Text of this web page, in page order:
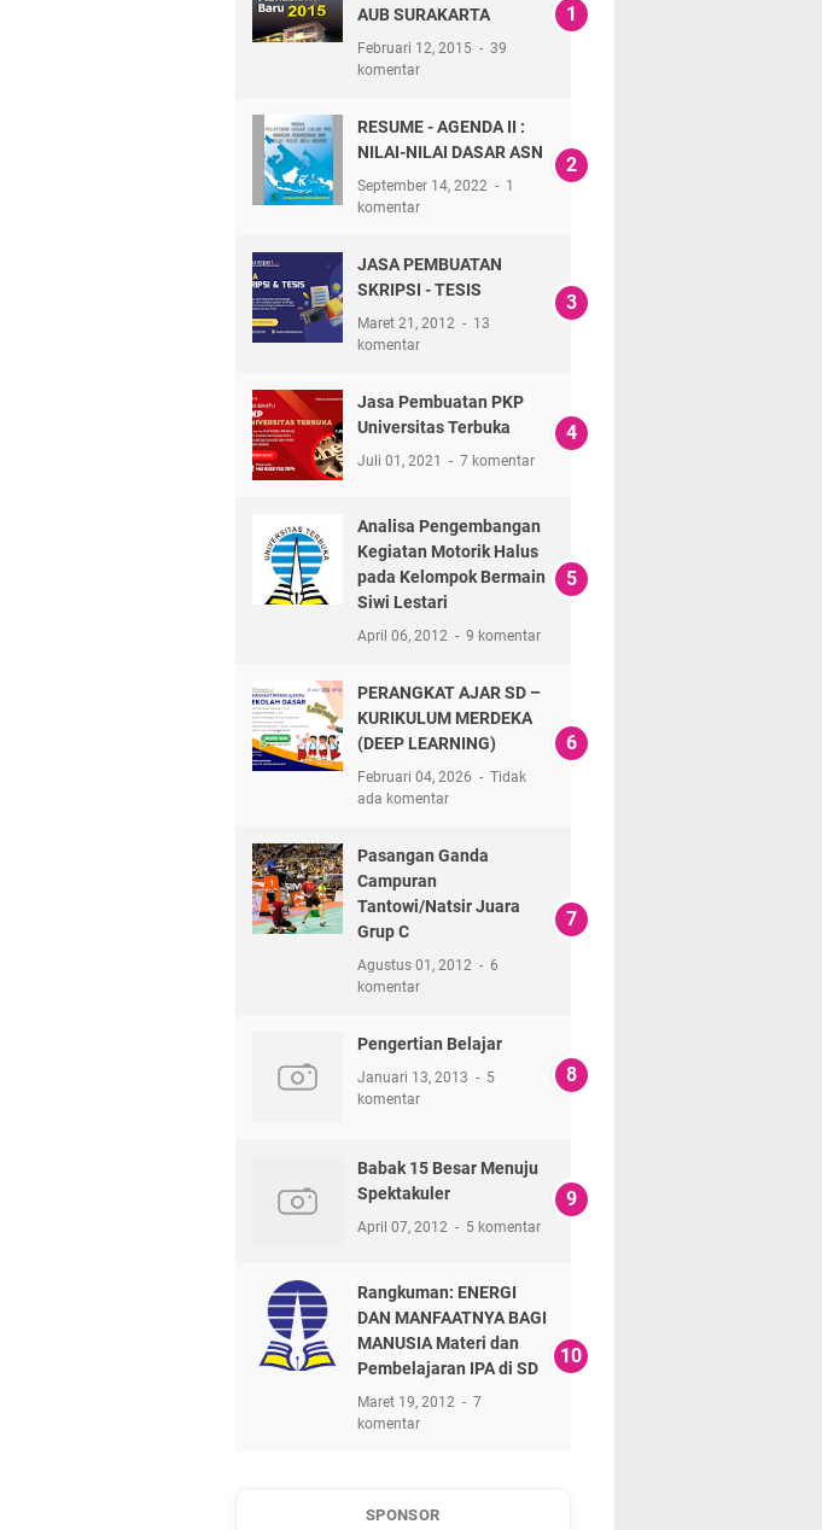
AUB SURAKARTA
Februari 12, 2015
39
komentar
RESUME - AGENDA II :
NILAI-NILAI DASAR ASN
September 14, 2022
1
komentar
JASA PEMBUATAN
SKRIPSI - TESIS
Maret 21, 2012
13
komentar
Jasa Pembuatan PKP
Universitas Terbuka
Juli 01, 2021 7 komentar
Analisa Pengembangan
Kegiatan Motorik Halus
pada Kelompok Bermain
Siwi Lestari
April 06, 2012 9 komentar
PERANGKAT AJAR SD –
KURIKULUM MERDEKA
(DEEP LEARNING)
Februari 04, 2026
Tidak
ada komentar
Pasangan Ganda
Campuran
Tantowi/Natsir Juara
Grup C
Agustus 01, 2012
6
komentar
Pengertian Belajar
Januari 13, 2013
5
komentar
Babak 15 Besar Menuju
Spektakuler
April 07, 2012 5 komentar
Rangkuman: ENERGI
DAN MANFAATNYA BAGI
MANUSIA Materi dan
Pembelajaran IPA di SD
Maret 19, 2012
7
komentar
SPONSOR